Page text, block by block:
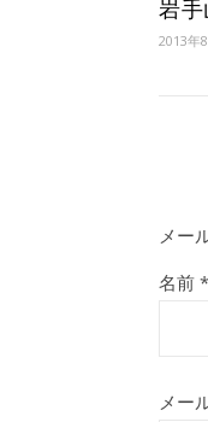
岩
2013年
メー
名前 *
メー